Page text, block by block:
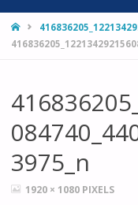
HOME
3975_n
FULL1920 × 1080 PIXELS